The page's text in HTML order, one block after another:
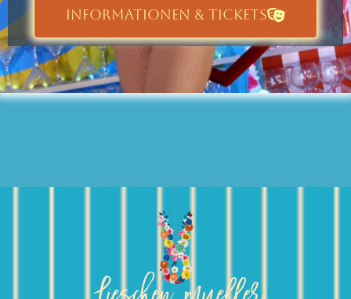
INFORMATIONEN & TICKETS